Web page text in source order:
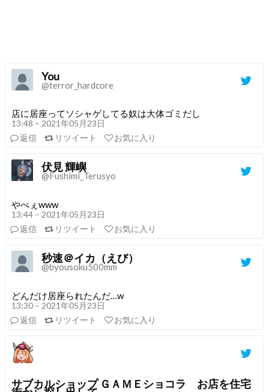
You
@terror_hardcore
店に居座ってソシャゲしてる奴は大体ゴミだし
13:48 – 2021年05月23日
返信
リツイート お気に入り
伏見 輝嶼
@Fushimi_Terusyo
やべぇwww
13:44 – 2021年05月23日
返信
リツイート お気に入り
秒速＠イカ（えび）
@byousoku500mm
どんだけ居座られたんだ…w
13:30 – 2021年05月23日
返信
リツイート お気に入り
サブカルショップ ＧＡＭＥショコラ お店を住宅